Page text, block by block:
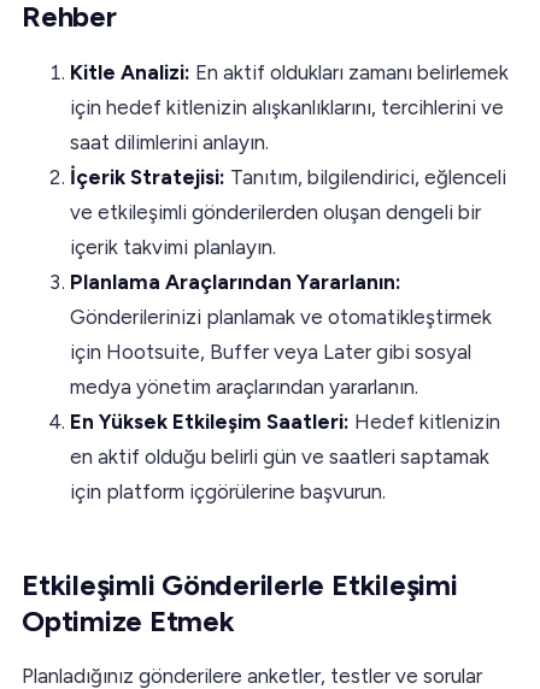
Rehber
Kitle Analizi: En aktif oldukları zamanı belirlemek
için hedef kitlenizin alışkanlıklarını, tercihlerini ve
saat dilimlerini anlayın.
İçerik Stratejisi: Tanıtım, bilgilendirici, eğlenceli
ve etkileşimli gönderilerden oluşan dengeli bir
içerik takvimi planlayın.
Planlama Araçlarından Yararlanın:
Gönderilerinizi planlamak ve otomatikleştirmek
için Hootsuite, Buffer veya Later gibi sosyal
medya yönetim araçlarından yararlanın.
En Yüksek Etkileşim Saatleri: Hedef kitlenizin
en aktif olduğu belirli gün ve saatleri saptamak
için platform içgörülerine başvurun.
Etkileşimli Gönderilerle Etkileşimi
Optimize Etmek
Planladığınız gönderilere anketler, testler ve sorular